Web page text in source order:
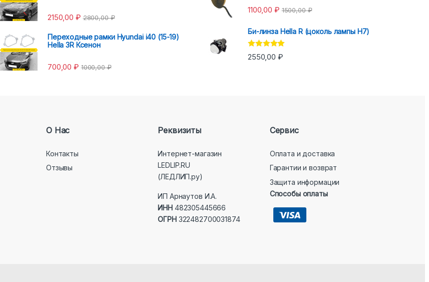
2150,00 ₽ 2800,00₽
Переходные рамки Hyundai i40 (15-19)
Hella 3R Ксенон
700,00₽ 1000,00₽
Оценка 5.00
из 5
1100,00 ₽ 1500,00₽
Би-линза Hella R (цоколь лампы H7)
Оценка5.00
из 5
2550,00 ₽
О Нас
Контакты
Отзывы
Реквизиты
Интернет-магазин
LEDLIP.RU
(ЛЕДЛИП.ру)
ИП Арнаутов И.А.
ИНН482305445666
ОГРН322482700031874
Сервис
Оплата и доставка
Гарантии и возврат
Защита информации
Способы оплаты